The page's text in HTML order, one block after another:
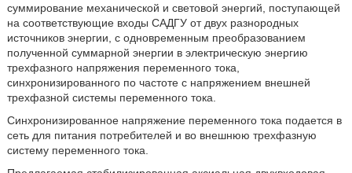
суммирование механической и световой энергий, поступающей
на соответствующие входы САДГУ от двух разнородных
источников энергии, с одновременным преобразованием
полученной суммарной энергии в электрическую энергию
трехфазного напряжения переменного тока,
синхронизированного по частоте с напряжением внешней
трехфазной системы переменного тока.
Синхронизированное напряжение переменного тока подается в
сеть для питания потребителей и во внешнюю трехфазную
систему переменного тока.